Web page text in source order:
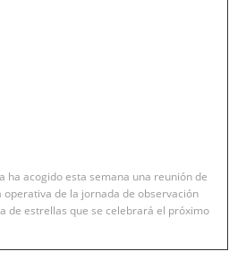
ha acogido esta semana una reunión de
de la jornada de observación
de estrellas que se celebrará el próximo